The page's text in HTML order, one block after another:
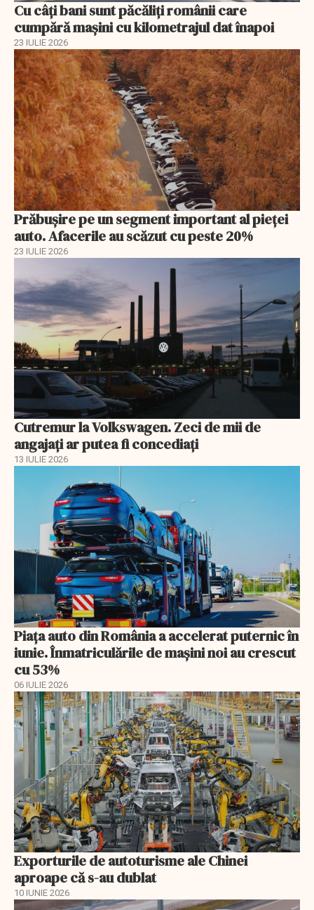
Cu câţi bani sunt păcăliţi românii care
cumpără maşini cu kilometrajul dat înapoi
23 IULIE 2026
Prăbușire pe un segment important al pieței
auto. Afacerile au scăzut cu peste 20%
23 IULIE 2026
Cutremur la Volkswagen. Zeci de mii de
angajați ar putea fi concediați
13 IULIE 2026
Piața auto din România a accelerat puternic în
iunie. Înmatriculările de mașini noi au crescut
cu 53%
06 IULIE 2026
Exporturile de autoturisme ale Chinei
aproape că s-au dublat
10 IUNIE 2026